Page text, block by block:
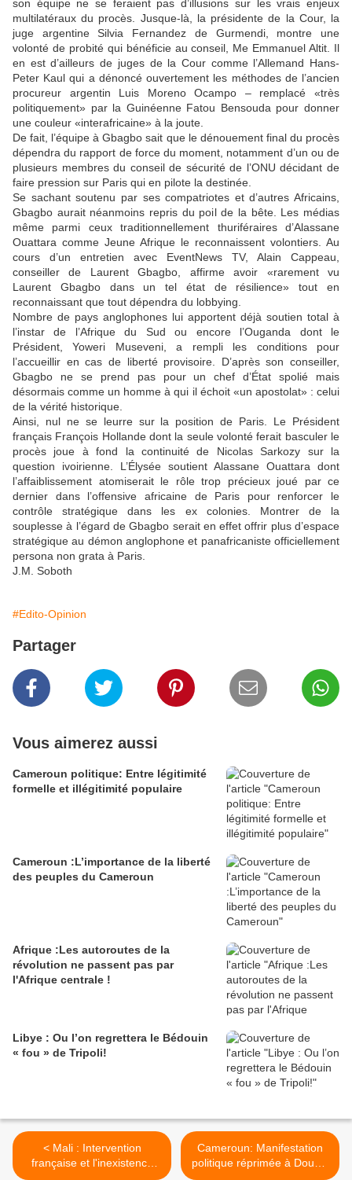
son équipe ne se feraient pas d’illusions sur les vrais enjeux
multilatéraux du procès. Jusque-là, la présidente de la Cour, la
juge argentine Silvia Fernandez de Gurmendi, montre une
volonté de probité qui bénéficie au conseil, Me Emmanuel Altit. Il
en est d’ailleurs de juges de la Cour comme l’Allemand Hans-
Peter Kaul qui a dénoncé ouvertement les méthodes de l’ancien
procureur argentin Luis Moreno Ocampo – remplacé «très
politiquement» par la Guinéenne Fatou Bensouda pour donner
une couleur «interafricaine» à la joute.
De fait, l’équipe à Gbagbo sait que le dénouement final du procès
dépendra du rapport de force du moment, notamment d’un ou de
plusieurs membres du conseil de sécurité de l’ONU décidant de
faire pression sur Paris qui en pilote la destinée.
Se sachant soutenu par ses compatriotes et d’autres Africains,
Gbagbo aurait néanmoins repris du poil de la bête. Les médias
même parmi ceux traditionnellement thuriféraires d’Alassane
Ouattara comme Jeune Afrique le reconnaissent volontiers. Au
cours d’un entretien avec EventNews TV, Alain Cappeau,
conseiller de Laurent Gbagbo, affirme avoir «rarement vu
Laurent Gbagbo dans un tel état de résilience» tout en
reconnaissant que tout dépendra du lobbying.
Nombre de pays anglophones lui apportent déjà soutien total à
l’instar de l’Afrique du Sud ou encore l’Ouganda dont le
Président, Yoweri Museveni, a rempli les conditions pour
l’accueillir en cas de liberté provisoire. D’après son conseiller,
Gbagbo ne se prend pas pour un chef d’État spolié mais
désormais comme un homme à qui il échoit «un apostolat» : celui
de la vérité historique.
Ainsi, nul ne se leurre sur la position de Paris. Le Président
français François Hollande dont la seule volonté ferait basculer le
procès joue à fond la continuité de Nicolas Sarkozy sur la
question ivoirienne. L’Élysée soutient Alassane Ouattara dont
l’affaiblissement atomiserait le rôle trop précieux joué par ce
dernier dans l’offensive africaine de Paris pour renforcer le
contrôle stratégique dans les ex colonies. Montrer de la
souplesse à l’égard de Gbagbo serait en effet offrir plus d’espace
stratégique au démon anglophone et panafricaniste officiellement
persona non grata à Paris.
J.M. Soboth
#Edito-Opinion
Partager
Vous aimerez aussi
Cameroun politique: Entre légitimité
formelle et illégitimité populaire
Cameroun :L’importance de la liberté
des peuples du Cameroun
Afrique :Les autoroutes de la
révolution ne passent pas par
l'Afrique centrale !
Libye : Ou l’on regrettera le Bédouin
« fou » de Tripoli!
< Mali : Intervention
française et l'inexistence
Cameroun: Manifestation
politique réprimée à Douala